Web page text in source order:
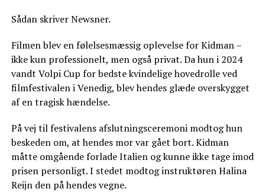
Sådan skriver Newsner.
Filmen blev en følelsesmæssig oplevelse for Kidman –
ikke kun professionelt, men også privat. Da hun i 2024
vandt Volpi Cup for bedste kvindelige hovedrolle ved
filmfestivalen i Venedig, blev hendes glæde overskygget
af en tragisk hændelse.
På vej til festivalens afslutningsceremoni modtog hun
beskeden om, at hendes mor var gået bort. Kidman
måtte omgående forlade Italien og kunne ikke tage imod
prisen personligt. I stedet modtog instruktøren Halina
Reijn den på hendes vegne.